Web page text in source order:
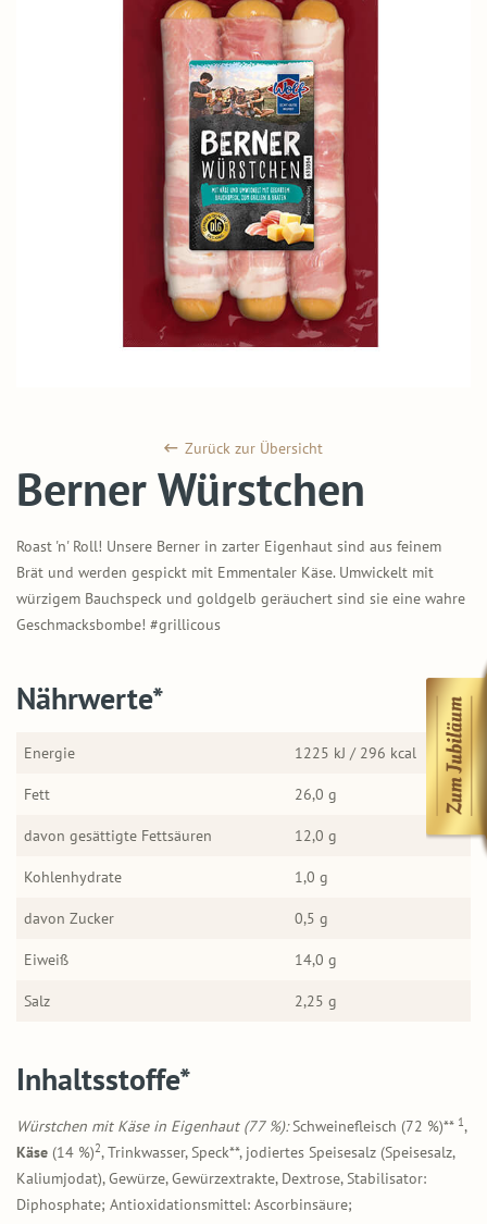
Zurück zur Übersicht
Berner Würstchen
Roast 'n' Roll! Unsere Berner in zarter Eigenhaut sind aus feinem
Brät und werden gespickt mit Emmentaler Käse. Umwickelt mit
würzigem Bauchspeck und goldgelb geräuchert sind sie eine wahre
Geschmacksbombe! #grillicous
Nährwerte*
Energie 1225 kJ / 296 kcal
Fett 26,0 g
davon gesättigte Fettsäuren 12,0 g
Kohlenhydrate 1,0 g
davon Zucker 0,5 g
Eiweiß 14,0 g
Salz 2,25 g
Inhaltsstoffe*
Würstchen mit Käse in Eigenhaut (77 %):Schweinefleisch (72 %)** 1,
Käse (14 %)2, Trinkwasser, Speck**, jodiertes Speisesalz (Speisesalz,
Kaliumjodat), Gewürze, Gewürzextrakte, Dextrose, Stabilisator:
Diphosphate; Antioxidationsmittel: Ascorbinsäure;